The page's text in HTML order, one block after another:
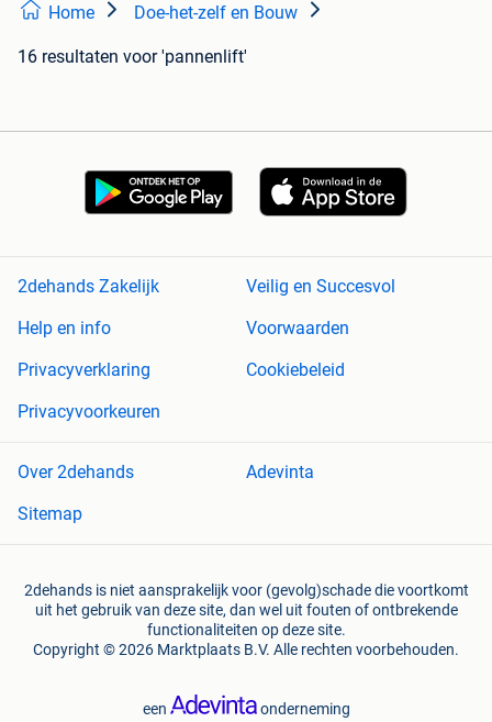
Home Doe-het-zelf en Bouw
16 resultaten voor 'pannenlift'
2dehands Zakelijk
Veilig en Succesvol
Help en info
Voorwaarden
Privacyverklaring
Cookiebeleid
Privacyvoorkeuren
Over 2dehands
Adevinta
Sitemap
2dehands is niet aansprakelijk voor (gevolg)schade die voortkomt
uit het gebruik van deze site, dan wel uit fouten of ontbrekende
functionaliteiten op deze site.
Copyright © 2026 Marktplaats B.V. Alle rechten voorbehouden.
een onderneming